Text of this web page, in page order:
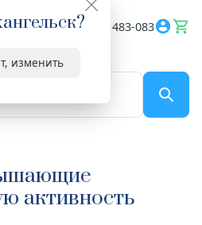
?
изменить
8182 483-083
активность